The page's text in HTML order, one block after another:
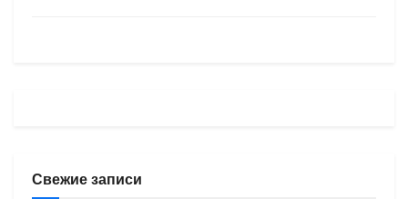
Свежие записи